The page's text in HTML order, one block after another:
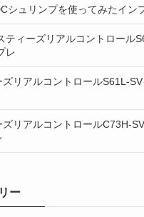
シュリンプを使ってみたイン
ティーズリアルコントロール
レ
ズリアルコントロールS61L-
ズリアルコントロールC73H-
ー